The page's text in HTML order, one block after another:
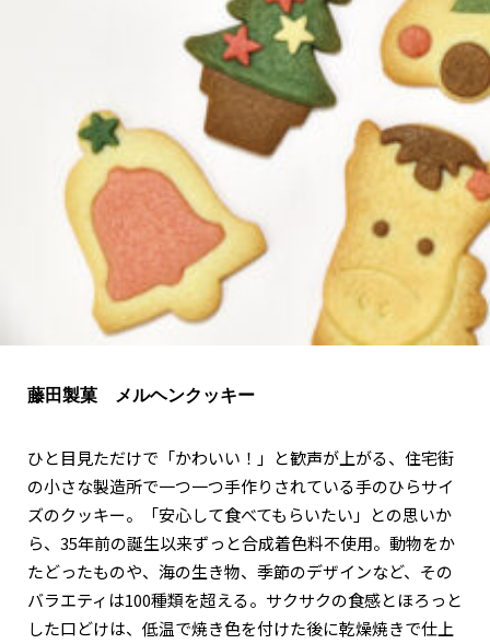
関西で開催。
おすすめの展覧会
おすすめの映画
誠光社で選びました。
おすすめの本
紹介します。
おすすめのイベント
藤田製菓 メルヘンクッキー
ひと目見ただけで「かわいい！」と歓声が上がる、住宅街
の小さな製造所で一つ一つ手作りされている手のひらサイ
ズのクッキー。「安心して食べてもらいたい」との思いか
ら、35年前の誕生以来ずっと合成着色料不使用。動物をか
たどったものや、海の生き物、季節のデザインなど、その
バラエティは100種類を超える。サクサクの食感とほろっと
した口どけは、低温で焼き色を付けた後に乾燥焼きで仕上